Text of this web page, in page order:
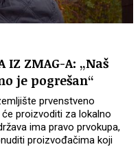
IZ ZMAG-A: „Naš
je pogrešan“
prvenstveno
proizvoditi za lokalno
ima pravo prvokupa,
proizvođačima koji